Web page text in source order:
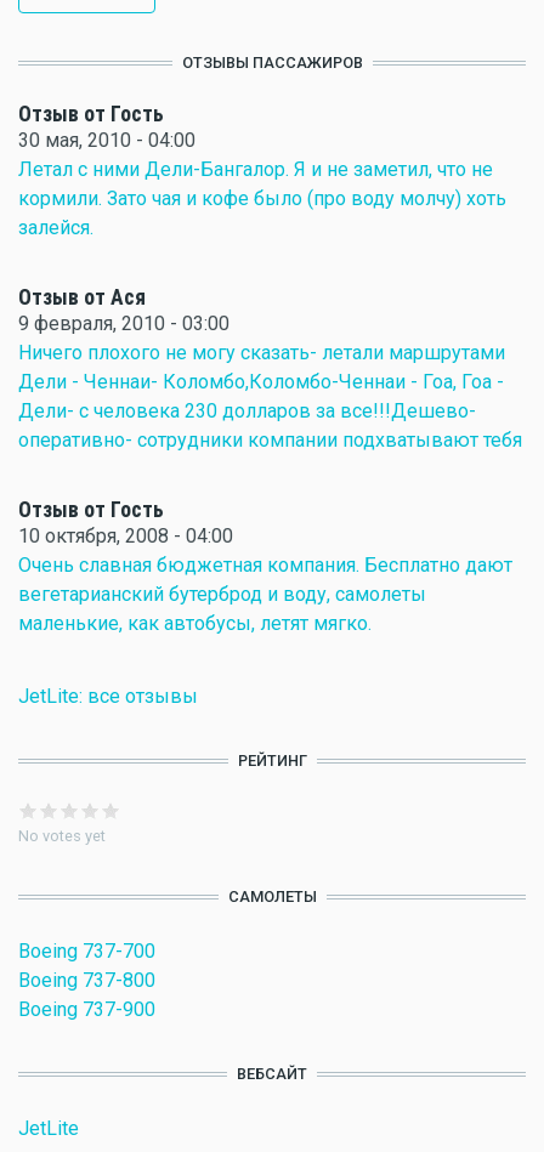
ОТЗЫВЫ ПАССАЖИРОВ
Отзыв от Гость
30 мая, 2010 - 04:00
Летал с ними Дели-Бангалор. Я и не заметил, что не
кормили. Зато чая и кофе было (про воду молчу) хоть
залейся.
Отзыв от Ася
9 февраля, 2010 - 03:00
Ничего плохого не могу сказать- летали маршрутами
Дели - Ченнаи- Коломбо,Коломбо-Ченнаи - Гоа, Гоа -
Дели- с человека 230 долларов за все!!!Дешево-
оперативно- сотрудники компании подхватывают тебя
Отзыв от Гость
10 октября, 2008 - 04:00
Очень славная бюджетная компания. Бесплатно дают
вегетарианский бутерброд и воду, самолеты
маленькие, как автобусы, летят мягко.
JetLite: все отзывы
РЕЙТИНГ
No votes yet
САМОЛЕТЫ
Boeing 737-700
Boeing 737-800
Boeing 737-900
ВЕБСАЙТ
JetLite